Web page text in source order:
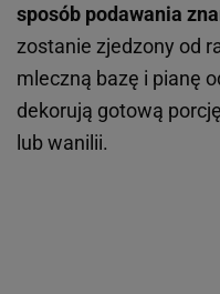
sposób podawania
zostanie zjedzony od
mleczną bazę i pianę
dekorują gotową
lub wanilii.